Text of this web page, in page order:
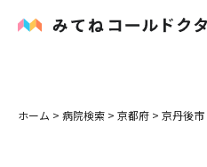
内科
ホーム > 病院検索 > 京都府 > 京丹後市